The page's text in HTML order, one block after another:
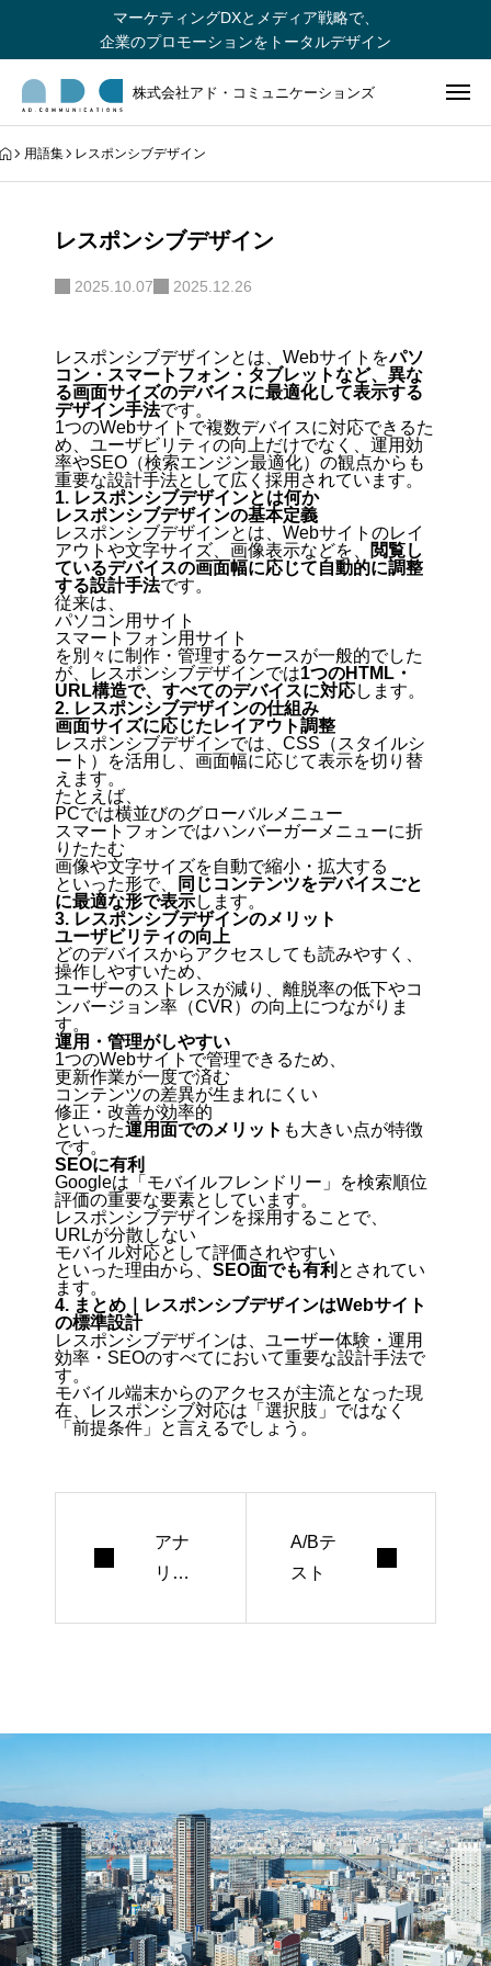
マーケティングDXとメディア戦略で、
企業のプロモーションをトータルデザイン
株式会社アド・コミュニケーションズ
用語集 レスポンシブデザイン
レスポンシブデザイン
2025.10.07 2025.12.26
レスポンシブデザインとは、Webサイトをパソ
コン・スマートフォン・タブレットなど、異な
る画面サイズのデバイスに最適化して表示する
デザイン手法です。
1つのWebサイトで複数デバイスに対応できるた
め、ユーザビリティの向上だけでなく、 運用効
率やSEO（検索エンジン最適化）の観点からも
重要な設計手法として広く採用されています。
1. レスポンシブデザインとは何か
レスポンシブデザインの基本定義
レスポンシブデザインとは、Webサイトのレイ
アウトや文字サイズ、画像表示などを、
閲覧し
ているデバイスの画面幅に応じて自動的に調整
する設計手法です。
従来は、
パソコン用サイト
スマートフォン用サイト
を別々に制作・管理するケースが一般的でした
が、レスポンシブデザインでは1つのHTML・
URL構造で、すべてのデバイスに対応します。
2. レスポンシブデザインの仕組み
画面サイズに応じたレイアウト調整
レスポンシブデザインでは、CSS（スタイルシ
ート）を活用し、画面幅に応じて表示を切り替
えます。
たとえば、
PCでは横並びのグローバルメニュー
スマートフォンではハンバーガーメニューに折
りたたむ
画像や文字サイズを自動で縮小・拡大する
といった形で、
同じコンテンツをデバイスごと
に最適な形で表示します。
3. レスポンシブデザインのメリット
ユーザビリティの向上
どのデバイスからアクセスしても読みやすく、
操作しやすいため、
ユーザーのストレスが減り、 離脱率の低下やコ
ンバージョン率（CVR）の向上につながりま
す。
運用・管理がしやすい
1つのWebサイトで管理できるため、
更新作業が一度で済む
コンテンツの差異が生まれにくい
修正・改善が効率的
といった運用面でのメリット も大きい点が特徴
です。
SEOに有利
Googleは「モバイルフレンドリー」を検索順位
評価の重要な要素としています。
レスポンシブデザインを採用することで、
URLが分散しない
モバイル対応として評価されやすい
といった理由から、 SEO面でも有利 とされてい
ます。
4. まとめ｜レスポンシブデザインはWebサイト
の標準設計
レスポンシブデザインは、 ユーザー体験・運用
効率・SEOのすべてにおいて重要な設計手法で
す。
モバイル端末からのアクセスが主流となった現
在、レスポンシブ対応は「選択肢」ではなく
「前提条件」と言えるでしょう。
アナ
リテ
A/Bテ
スト